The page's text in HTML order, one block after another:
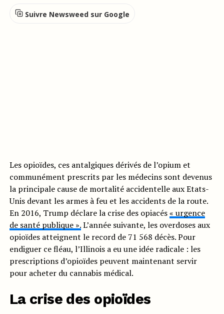
Suivre Newsweed sur Google
Les opioïdes, ces antalgiques dérivés de l’opium et
communément prescrits par les médecins sont devenus
la principale cause de mortalité accidentelle aux Etats-
Unis devant les armes à feu et les accidents de la route.
En 2016, Trump déclare la crise des opiacés« urgence
de santé publique ».L’année suivante, les overdoses aux
opioïdes atteignent le record de 71 568 décès. Pour
endiguer ce fléau, l’Illinois a eu une idée radicale : les
prescriptions d’opioïdes peuvent maintenant servir
pour acheter du cannabis médical.
La crise des opioïdes